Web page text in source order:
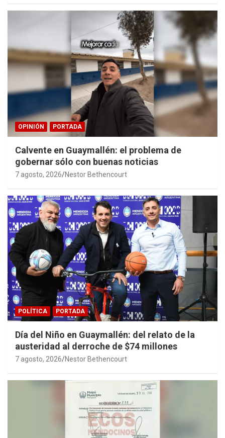
OPINIÓN PORTADA
Calvente en Guaymallén: el problema de
gobernar sólo con buenas noticias
7 agosto, 2026 Nestor Bethencourt
POLÍTICA PORTADA
Día del Niño en Guaymallén: del relato de la
austeridad al derroche de $74 millones
7 agosto, 2026 Nestor Bethencourt